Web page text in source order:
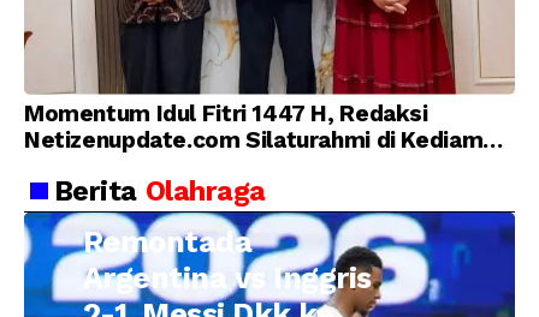
Momentum Idul Fitri 1447 H, Redaksi
Netizenupdate.com Silaturahmi di Kediaman
Berita Olahraga
Remontada
Argentina vs Inggris